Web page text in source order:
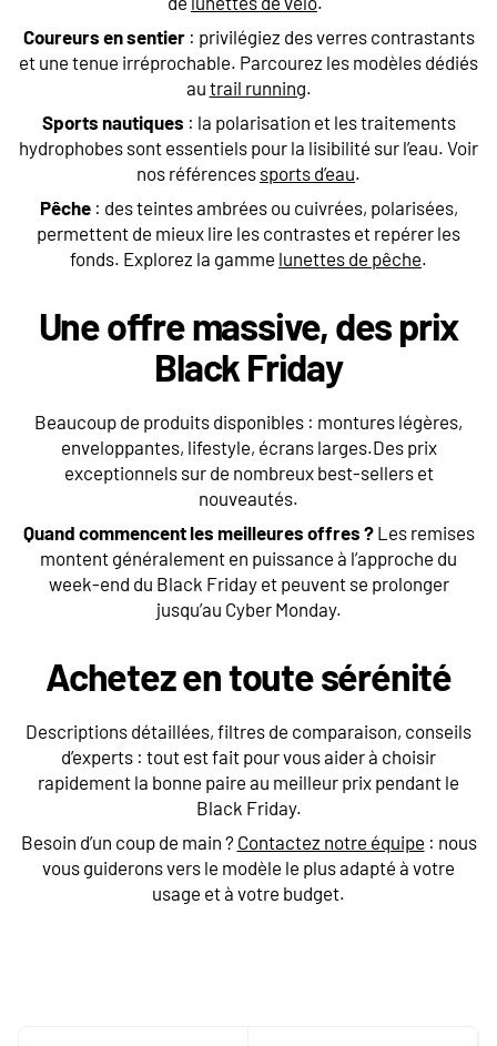
Coureurs en sentier: privilégiez des verres contrastants
et une tenue irréprochable. Parcourez les modèles dédiés
au trail running.
Sports nautiques : la polarisation et les traitements
hydrophobes sont essentiels pour la lisibilité sur l’eau. Voir
nos références sports d’eau.
Pêche : des teintes ambrées ou cuivrées, polarisées,
permettent de mieux lire les contrastes et repérer les
fonds. Explorez la gamme lunettes de pêche.
Une offre massive, des prix
Black Friday
Beaucoup de produits disponibles : montures légères,
enveloppantes, lifestyle, écrans larges.Des prix
exceptionnels sur de nombreux best-sellers et
nouveautés.
Quand commencent les meilleures offres ? Les remises
montent généralement en puissance à l’approche du
week-end du Black Friday et peuvent se prolonger
jusqu’au Cyber Monday.
Achetez en toute sérénité
Descriptions détaillées, filtres de comparaison, conseils
d’experts : tout est fait pour vous aider à choisir
rapidement la bonne paire au meilleur prix pendant le
Black Friday.
Besoin d’un coup de main ? Contactez notre équipe : nous
vous guiderons vers le modèle le plus adapté à votre
usage et à votre budget.